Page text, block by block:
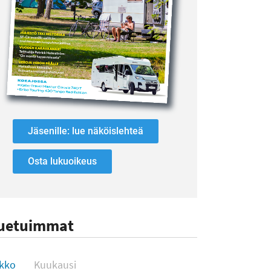
Jäsenille: lue näköislehteä
Osta lukuoikeus
Kuukausi